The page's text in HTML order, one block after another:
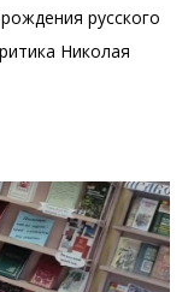
русского
Николая